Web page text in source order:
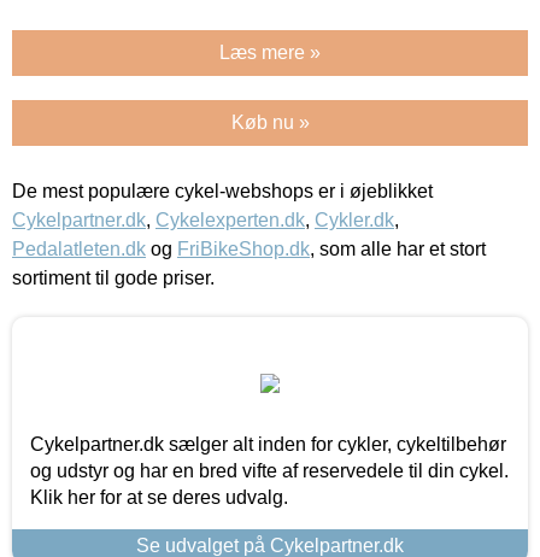
Læs mere »
Køb nu »
De mest populære cykel-webshops er i øjeblikket
Cykelpartner.dk, Cykelexperten.dk, Cykler.dk,
Pedalatleten.dk og FriBikeShop.dk, som alle har et stort
sortiment til gode priser.
Cykelpartner.dk sælger alt inden for cykler, cykeltilbehør
og udstyr og har en bred vifte af reservedele til din cykel.
Klik her for at se deres udvalg.
Se udvalget på Cykelpartner.dk